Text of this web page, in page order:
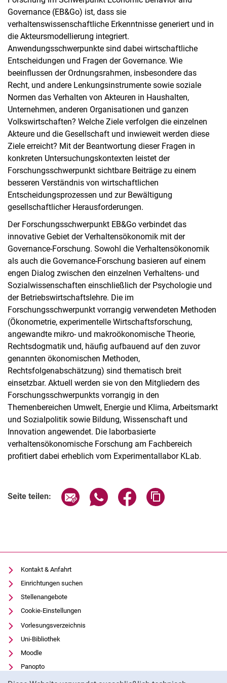
Doc­to­ral Re­se­ar­cher Day
Governance (EB&Go) ist, dass sie
verhaltenswissenschaftliche Erkenntnisse generiert und in
die Akteursmodellierung integriert.
Anwendungsschwerpunkte sind dabei wirtschaftliche
Entscheidungen und Fragen der Governance. Wie
beeinflussen der Ordnungsrahmen, insbesondere das
Recht, und andere Lenkungsinstrumente sowie soziale
Normen das Verhalten von Akteuren in Haushalten,
Unternehmen, anderen Organisationen und ganzen
Volkswirtschaften? Welche Ziele verfolgen die einzelnen
Akteure und die Gesellschaft und inwieweit werden diese
Ziele erreicht? Mit der Beantwortung dieser Fragen in
konkreten Untersuchungskontexten leistet der
Forschungsschwerpunkt sichtbare Beiträge zu einem
besseren Verständnis von wirtschaftlichen
Entscheidungsprozessen und zur Bewältigung
gesellschaftlicher Herausforderungen.
Der Forschungsschwerpunkt EB&Go verbindet das
innovative Gebiet der Verhaltensökonomik mit der
Governance-Forschung. Sowohl die Verhaltensökonomik
als auch die Governance-Forschung basieren auf einem
engen Dialog zwischen den einzelnen Verhaltens- und
Sozialwissenschaften einschließlich der Psychologie und
der Betriebswirtschaftslehre. Die im
Forschungsschwerpunkt vorrangig verwendeten Methoden
(Ökonometrie, experimentelle Wirtschaftsforschung,
angewandte mikro- und makroökonomische Theorie,
Rechtsdogmatik und, häufig aufbauend auf den zuvor
genannten ökonomischen Methoden,
Rechtsfolgenabschätzung) sind thematisch breit
einsetzbar. Aktuell werden sie von den Mitgliedern des
Forschungsschwerpunkts vorrangig in den
Themenbereichen Umwelt, Energie und Klima, Arbeitsmarkt
und Sozialpolitik sowie Bildung, Wissenschaft und
Innovation angewendet. Die laborbasierte
verhaltensökonomische Forschung am Fachbereich
profitiert dabei erheblich vom Experimentallabor KLab.
Seite teilen: Seite über E-Mail teilen
Seite über WhatsApp teilen
Seite über Facebook
Kontakt & Anfahrt
Einrichtungen suchen
Stellenangebote
Cookie-Einstellungen
Vorlesungsverzeichnis
Uni-Bibliothek
Moodle
Panopto
Datenschutz